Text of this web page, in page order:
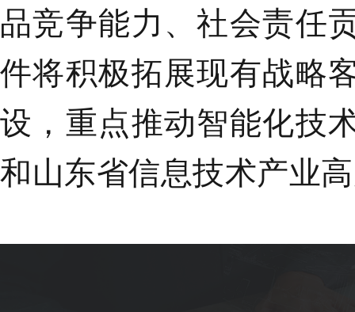
品竞争能力、社会责任
件将积极拓展现有战略
设，重点推动智能化技
和山东省信息技术产业